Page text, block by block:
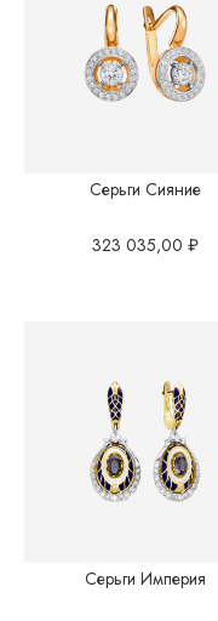
Серьги Сияние
323 035,00 ₽
Серьги Империя